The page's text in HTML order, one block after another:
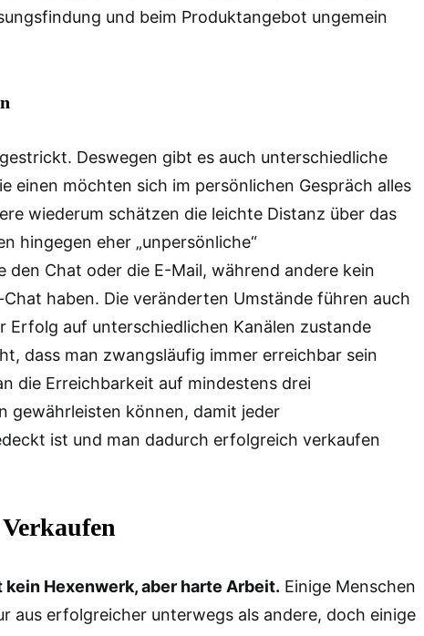
und beim Produktangebot ungemein
Deswegen gibt es auch unterschiedliche
einen möchten sich im persönlichen Gespräch alles
wiederum schätzen die leichte Distanz über das
hingegen eher „unpersönliche“
den Chat oder die E-Mail, während andere kein
haben. Die veränderten Umstände führen auch
Erfolg auf unterschiedlichen Kanälen zustande
dass man zwangsläufig immer erreichbar sein
die Erreichbarkeit auf mindestens drei
gewährleisten können, damit jeder
ist und man dadurch erfolgreich verkaufen
Hexenwerk, aber harte Arbeit. Einige Menschen
aus erfolgreicher unterwegs als andere, doch einige